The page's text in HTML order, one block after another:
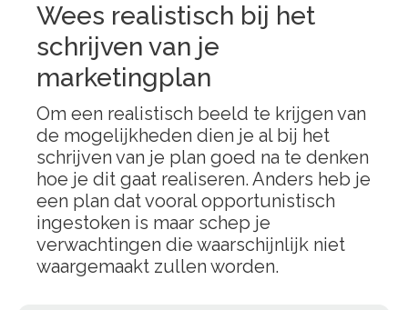
Wees realistisch bij het
schrijven van je
marketingplan
Om een realistisch beeld te krijgen van
de mogelijkheden dien je al bij het
schrijven van je plan goed na te denken
hoe je dit gaat realiseren. Anders heb je
een plan dat vooral opportunistisch
ingestoken is maar schep je
verwachtingen die waarschijnlijk niet
waargemaakt zullen worden.